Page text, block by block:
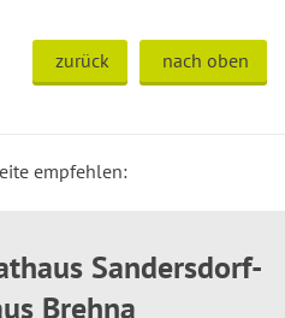
zurück nach oben
empfehlen:
Sandersdorf-
Brehna